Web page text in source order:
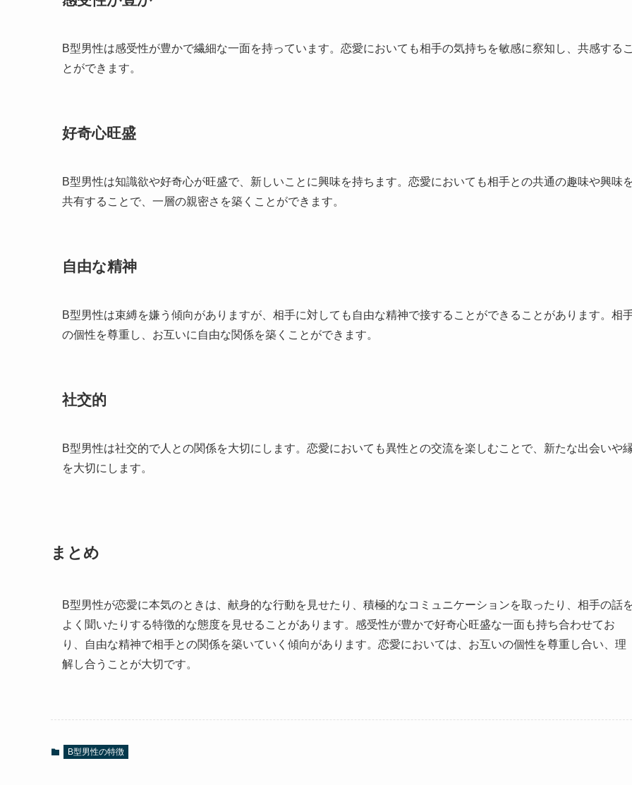
B型男性は感受性が豊かで繊細な一面を持っています。恋愛においても相手の気持ちを敏感に察知し、共感する
とができます。
好奇心旺盛
B型男性は知識欲や好奇心が旺盛で、新しいことに興味を持ちます。恋愛においても相手との共通の趣味や興味
共有することで、一層の親密さを築くことができます。
自由な精神
B型男性は束縛を嫌う傾向がありますが、相手に対しても自由な精神で接することができることがあります。相
の個性を尊重し、お互いに自由な関係を築くことができます。
社交的
B型男性は社交的で人との関係を大切にします。恋愛においても異性との交流を楽しむことで、新たな出会いや
を大切にします。
まとめ
B型男性が恋愛に本気のときは、献身的な行動を見せたり、積極的なコミュニケーションを取ったり、相手の話
よく聞いたりする特徴的な態度を見せることがあります。感受性が豊かで好奇心旺盛な一面も持ち合わせてお
り、自由な精神で相手との関係を築いていく傾向があります。恋愛においては、お互いの個性を尊重し合い、理
解し合うことが大切です。
B型男性の特徴